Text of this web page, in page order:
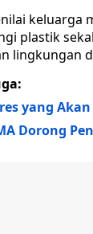
keluarga
plastik
lingkungan
yang
Dorong